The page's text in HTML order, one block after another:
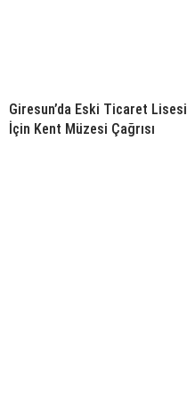
Giresun’da Eski Ticaret Lisesi
İçin Kent Müzesi Çağrısı